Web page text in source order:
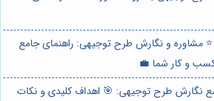
⭐️ مشاوره و نگارش طرح توجیهی: راهنمای جامع
و کار شما 💼
نگارش طرح توجیهی: 🎯 اهداف کلیدی و نکات